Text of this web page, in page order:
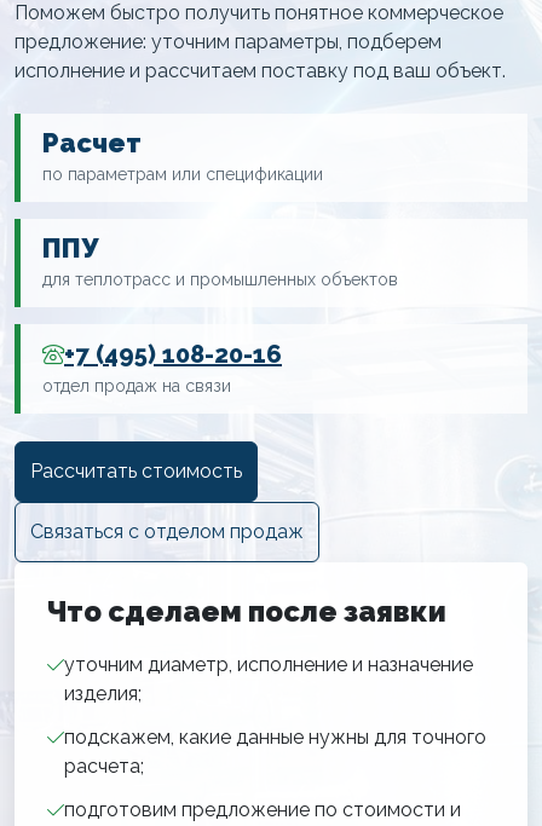
Поможем быстро получить понятное коммерческое
предложение: уточним параметры, подберем
исполнение и рассчитаем поставку под ваш объект.
Расчет
по параметрам или спецификации
ППУ
для теплотрасс и промышленных объектов
+7 (495) 108-20-16
отдел продаж на связи
Рассчитать стоимость
Связаться с отделом продаж
Что сделаем после заявки
уточним диаметр, исполнение и назначение
изделия;
подскажем, какие данные нужны для точного
расчета;
подготовим предложение по стоимости и